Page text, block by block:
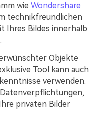
wie Wondershare
technikfreundlichen
Ihres Bildes innerhalb
Objekte
Tool kann auch
verwenden.
privaten Bilder